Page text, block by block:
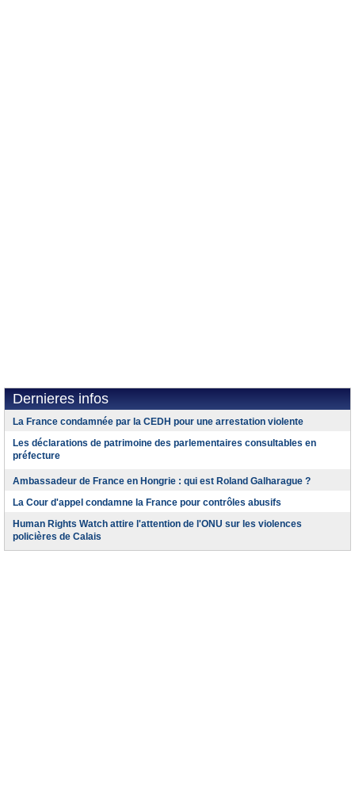
Dernieres infos
La France condamnée par la CEDH pour une arrestation violente
Les déclarations de patrimoine des parlementaires consultables en
préfecture
Ambassadeur de France en Hongrie : qui est Roland Galharague ?
La Cour d'appel condamne la France pour contrôles abusifs
Human Rights Watch attire l'attention de l'ONU sur les violences
policières de Calais